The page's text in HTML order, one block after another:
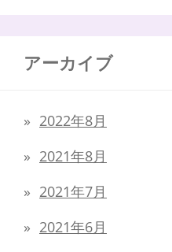
アーカイブ
2022年8月
2021年8月
2021年7月
2021年6月